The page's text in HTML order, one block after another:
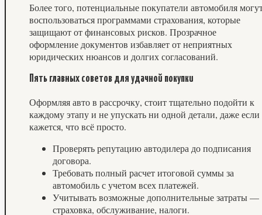
Более того, потенциальные покупатели автомобиля
воспользоваться программами страхования, которые
защищают от финансовых рисков. Прозрачное
оформление документов избавляет от неприятных
юридических нюансов и долгих согласований.
Пять главных советов для удачной покупки
Оформляя авто в рассрочку, стоит тщательно подойти к
каждому этапу и не упускать ни одной детали, даже если
кажется, что всё просто.
Проверять репутацию автодилера до подписания
договора.
Требовать полный расчет итоговой суммы за
автомобиль с учетом всех платежей.
Учитывать возможные дополнительные затраты —
страховка, обслуживание, налоги.